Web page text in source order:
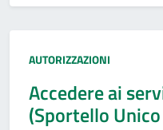
Categoria:
AUTORIZZAZIONI
Accedere ai
(Sportello